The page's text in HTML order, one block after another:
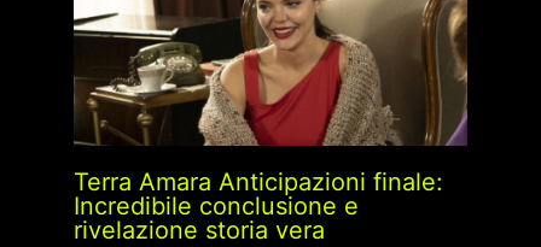
Terra Amara Anticipazioni finale:
Incredibile conclusione e
rivelazione storia vera